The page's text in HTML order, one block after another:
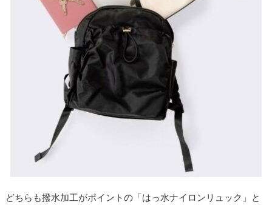
どちらも撥水加工がポイントの「はっ水ナイロンリュック」と